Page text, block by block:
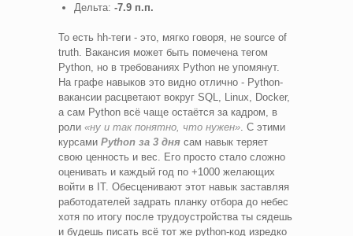
Дельта: -7.9 п.п.
То есть hh-теги - это, мягко говоря, не source of
truth. Вакансия может быть помечена тегом
Python, но в требованиях Python не упомянут.
На графе навыков это видно отлично - Python-
вакансии расцветают вокруг SQL, Linux, Docker,
а сам Python всё чаще остаётся за кадром, в
роли «ну и так понятно, что нужен» . С этими
курсами Python за 3 дня сам навык теряет
свою ценность и вес. Его просто стало сложно
оценивать и каждый год по +1000 желающих
войти в IT. Обесценивают этот навык заставляя
работодателей задрать планку отбора до небес
хотя по итогу после трудоустройства ты сядешь
и будешь писать всё тот же python-код изредко